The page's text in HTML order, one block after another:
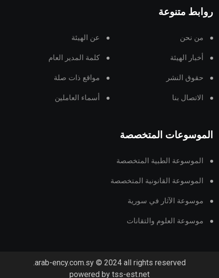
روابط متنوعة
من نحن عن الهيئة
أخبار الهيئة كلمة المدير العام
حقوق النشر مواقع ذات صلة
الاتصال بنا أسماء العاملين
الموسوعات المتخصصة
الموسوعة الطبية المتخصصة
الموسوعة القانونية المتخصصة
موسوعة الآثار في سورية
موسوعة العلوم والتقانات
arab-ency.com.sy © 2024 all rights reserved.
powered by tss-est.net